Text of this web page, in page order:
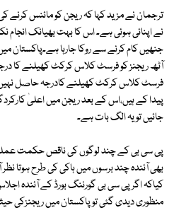
ترجمان نے مزید کہا کہ ریجن کو مائنس کرنے
نے اپنائی ہوئی ہے۔ اس کا بہت بھیانک انجام
آٹھ ریجنز کو فرسٹ کلاس کرکٹ کھیلنے کا
فرسٹ کلاس کرکٹ کھیلنے کادرجہ حاصل
پیدا کے ہیں،اس کے بعد ریجن میں اعلیٰ
جائیں تو یہ الگ بات ہے۔
پی سی بی کے چند لوگوں کی ناقص حکمت
بھی آئندہ چند برسوں میں ہاکی کی طرح ہوتا
کیاکہ اگر پی سی بی گورننگ بورڈ کے آئندہ
منظوری دیدی گئی توپاکستان میں ریجنزکی